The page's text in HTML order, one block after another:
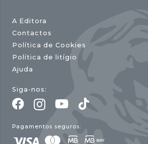
A Editora
Contactos
Política de Cookies
Política de litígio
Ajuda
Siga-nos:
Pagamentos seguros: